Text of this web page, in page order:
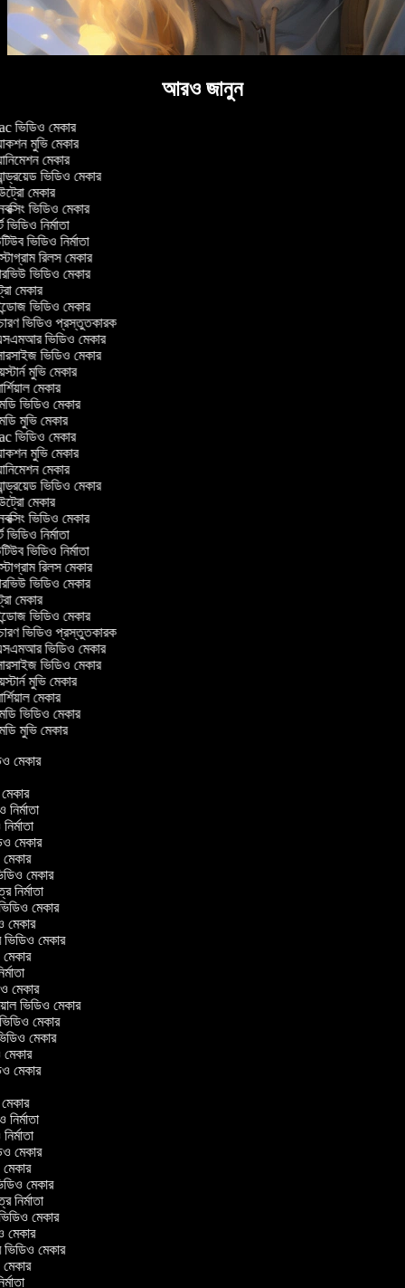
আরও জানুন
ভিডিও মেকার
মুভি মেকার
মেকার
ভিডিও মেকার
মেকার
ভিডিও মেকার
নির্মাতা
ভিডিও নির্মাতা
রিলস মেকার
ভিডিও মেকার
মেকার
ভিডিও মেকার
ভিডিও প্রস্তুতকারক
ভিডিও মেকার
ভিডিও মেকার
মুভি মেকার
মেকার
ভিডিও মেকার
মুভি মেকার
ভিডিও মেকার
মুভি মেকার
মেকার
ভিডিও মেকার
মেকার
ভিডিও মেকার
নির্মাতা
ভিডিও নির্মাতা
রিলস মেকার
ভিডিও মেকার
মেকার
ভিডিও মেকার
ভিডিও প্রস্তুতকারক
ভিডিও মেকার
ভিডিও মেকার
মুভি মেকার
মেকার
ভিডিও মেকার
মুভি মেকার
মেকার
নির্মাতা
মেকার
মেকার
মেকার
নির্মাতা
ভিডিও মেকার
মেকার
ভিডিও মেকার
মেকার
মেকার
ভিডিও মেকার
মেকার
মেকার
মেকার
মেকার
নির্মাতা
মেকার
মেকার
মেকার
নির্মাতা
ভিডিও মেকার
মেকার
ভিডিও মেকার
মেকার